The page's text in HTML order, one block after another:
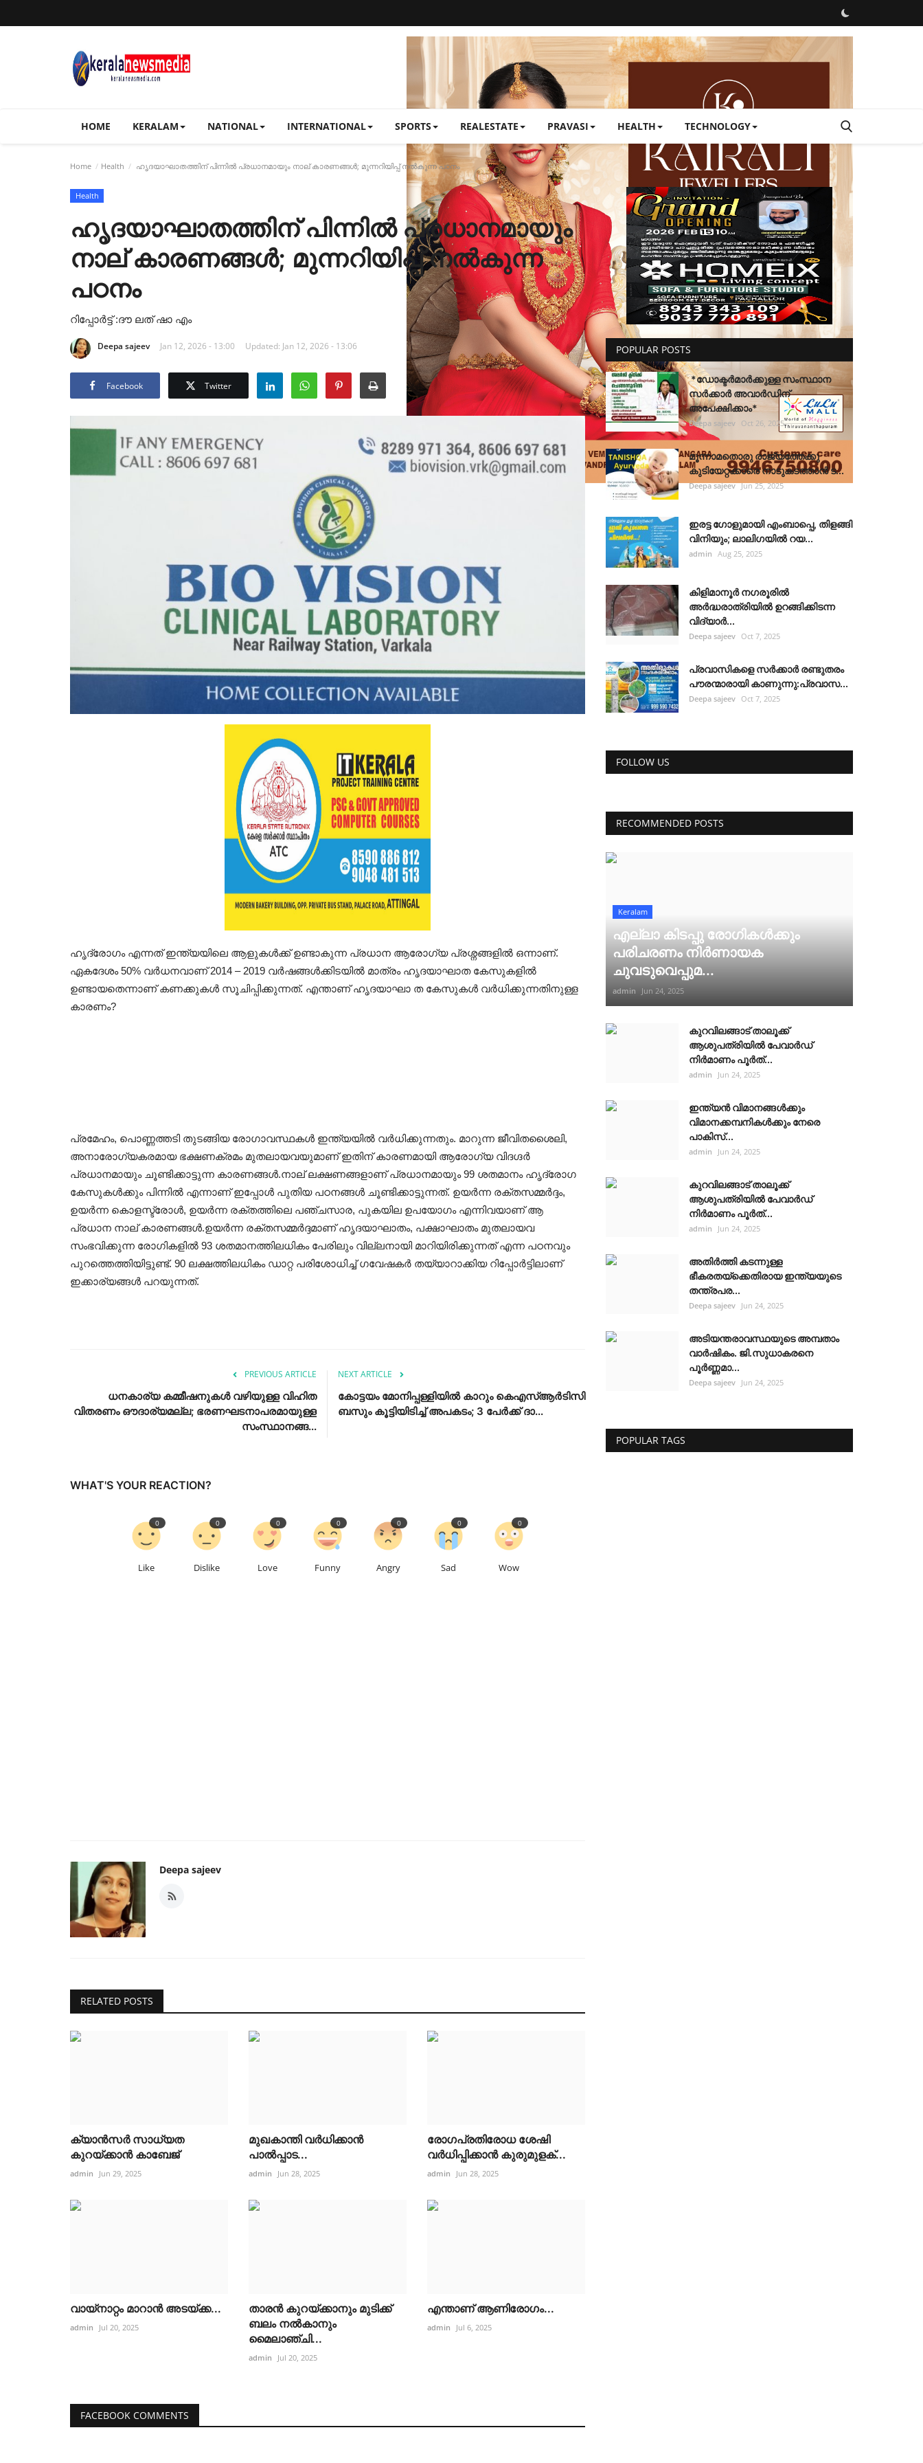
HOME KERALAM NATIONAL INTERNATIONAL SPORTS REALESTATE PRAVASI HEALTH TECHNOLOGY
Home Health ഹൃദയാഘാതത്തിന് പിന്നിൽ പ്രധാനമായും നാല് കാരണങ്ങൾ; മുന്നറിയിപ്പ് നൽകുന്ന പഠനം
Health
ഹൃദയാഘാതത്തിന് പിന്നിൽ പ്രധാനമായും
നാല് കാരണങ്ങൾ; മുന്നറിയിപ്പ് നൽകുന്ന
പഠനം
റിപ്പോർട്ട്‌ :ദൗ ലത് ഷാ എം
Deepa sajeev Jan 12, 2026 - 13:00 Updated: Jan 12, 2026 - 13:06
Facebook Twitter
ഹൃദ്രോഗം എന്നത് ഇന്ത്യയിലെ ആളുകൾക്ക് ഉണ്ടാകുന്ന പ്രധാന ആരോഗ്യ പ്രശ്നങ്ങളിൽ ഒന്നാണ്.
ഏകദേശം 50% വർധനവാണ് 2014 – 2019 വർഷങ്ങൾക്കിടയിൽ മാത്രം ഹൃദയാഘാത കേസുകളിൽ
ഉണ്ടായതെന്നാണ് കണക്കുകൾ സൂചിപ്പിക്കുന്നത്. എന്താണ് ഹൃദയാഘാ ത കേസുകൾ വർധിക്കുന്നതിനുള്ള
കാരണം?
പ്രമേഹം, പൊണ്ണത്തടി തുടങ്ങിയ രോഗാവസ്ഥകൾ ഇന്ത്യയിൽ വർധിക്കുന്നതും. മാറുന്ന ജീവിതശൈലി,
അനാരോഗ്യകരമായ ഭക്ഷണക്രമം മുതലായവയുമാണ് ഇതിന് കാരണമായി ആരോഗ്യ വിദഗ്ദർ
പ്രധാനമായും ചൂണ്ടിക്കാട്ടുന്ന കാരണങ്ങൾ.നാല് ലക്ഷണങ്ങളാണ് പ്രധാനമായും 99 ശതമാനം ഹൃദ്രോഗ
കേസുകൾക്കും പിന്നിൽ എന്നാണ് ഇപ്പോൾ പുതിയ പഠനങ്ങൾ ചൂണ്ടിക്കാട്ടുന്നത്. ഉയർന്ന രക്തസമ്മർദ്ദം,
ഉയർന്ന കൊളസ്ട്രോൾ, ഉയർന്ന രക്തത്തിലെ പഞ്ചസാര, പുകയില ഉപയോഗം എന്നിവയാണ് ആ
പ്രധാന നാല് കാരണങ്ങൾ.ഉയർന്ന രക്തസമ്മർദ്ദമാണ് ഹൃദയാഘാതം, പക്ഷാഘാതം മുതലായവ
സംഭവിക്കുന്ന രോഗികളിൽ 93 ശതമാനത്തിലധികം പേരിലും വില്ലനായി മാറിയിരിക്കുന്നത് എന്ന പഠനവും
പുറത്തെത്തിയിട്ടുണ്ട്. 90 ലക്ഷത്തിലധികം ഡാറ്റ പരിശോധിച്ച് ഗവേഷകർ തയ്യാറാക്കിയ റിപ്പോർട്ടിലാണ്
ഇക്കാര്യങ്ങൾ പറയുന്നത്.
PREVIOUS ARTICLE
ധനകാര്യ കമ്മീഷനുകൾ വഴിയുള്ള വിഹിത
വിതരണം ഔദാര്യമല്ല; ഭരണഘടനാപരമായുള്ള
സംസ്ഥാനങ്ങ...
NEXT ARTICLE
കോട്ടയം മോനിപ്പള്ളിയിൽ കാറും കെഎസ്ആർടിസി
ബസും കൂട്ടിയിടിച്ച് അപകടം; 3 പേർക്ക് ദാ...
WHAT'S YOUR REACTION?
Like
0
Dislike
0
Love
0
Funny
0
Angry
0
Sad
0
Wow
0
Deepa sajeev
RELATED POSTS
ക്യാൻസർ സാധ്യത
കുറയ്ക്കാൻ കാബേജ്
admin Jun 29, 2025
മുഖകാന്തി വർധിക്കാൻ
പാൽപ്പാട...
admin Jun 28, 2025
രോഗപ്രതിരോധ ശേഷി
വർധിപ്പിക്കാൻ കുരുമുളക്...
admin Jun 28, 2025
വായ്നാറ്റം മാറാൻ അടയ്ക്ക...
admin Jul 20, 2025
താരൻ കുറയ്ക്കാനും മുടിക്ക്
ബലം നൽകാനും
മൈലാഞ്ചി...
admin Jul 20, 2025
എന്താണ് ആണിരോഗം...
admin Jul 6, 2025
FACEBOOK COMMENTS
POPULAR POSTS
*ഡോക്ടർമാർക്കുള്ള സംസ്ഥാന
സർക്കാർ അവാർഡിന്
അപേക്ഷിക്കാം*
Deepa sajeev Oct 26, 2025
മൂന്നാമതൊരു രാജ്യത്തേക്കു
കുടിയേറ്റക്കാരെ നാടുകടത്താൻ ട...
Deepa sajeev Jun 25, 2025
ഇരട്ട ഗോളുമായി എംബാപ്പെ, തിളങ്ങി
വിനിയും; ലാലിഗയില്‍ റയ...
admin Aug 25, 2025
കിളിമാനൂർ നഗരൂരിൽ
അർദ്ധരാത്രിയിൽ ഉറങ്ങിക്കിടന്ന
വിദ്യാർ...
Deepa sajeev Oct 7, 2025
പ്രവാസികളെ സർക്കാർ രണ്ടുതരം
പൗരന്മാരായി കാണുന്നു:പ്രവാസ...
Deepa sajeev Oct 7, 2025
FOLLOW US
RECOMMENDED POSTS
Keralam
എല്ലാ കിടപ്പു രോഗികൾക്കും
പരിചരണം നിർണായക
ചുവടുവെപ്പുമ...
admin Jun 24, 2025
കുറവിലങ്ങാട് താലൂക്ക്
ആശുപത്രിയിൽ പേവാർഡ്
നിർമാണം പൂർത്...
admin Jun 24, 2025
ഇന്ത്യൻ വിമാനങ്ങൾക്കും
വിമാനക്കമ്പനികൾക്കും നേരെ
പാകിസ്...
admin Jun 24, 2025
കുറവിലങ്ങാട് താലൂക്ക്
ആശുപത്രിയിൽ പേവാർഡ്
നിർമാണം പൂർത്...
admin Jun 24, 2025
അതിർത്തി കടന്നുള്ള
ഭീകരതയ്ക്കെതിരായ ഇന്ത്യയുടെ
തന്ത്രപര...
Deepa sajeev Jun 24, 2025
അടിയന്തരാവസ്ഥയുടെ അമ്പതാം
വാർഷികം. ജി.സുധാകരനെ
പൂർണ്ണമാ...
Deepa sajeev Jun 24, 2025
POPULAR TAGS